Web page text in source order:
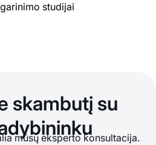
studijai
skambutį su
mūsų eksperto konsultacija.